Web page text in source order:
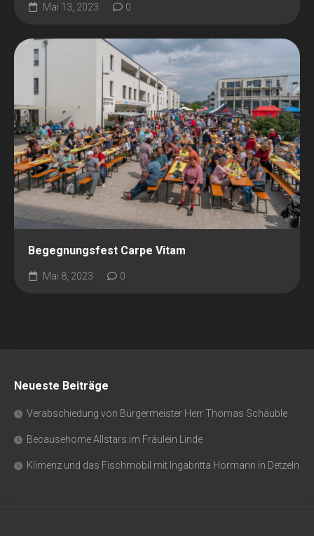
Mai 13, 2023 0
Begegnungsfest Carpe Vitam
Mai 8, 2023 0
Neueste Beiträge
Verabschiedung von Bürgermeister Herr Thomas Schäuble
Becausehome Allstars im Fräulein Linde
Klimenz und das Fischmobil mit Ingabritta Hormann in Detzeln